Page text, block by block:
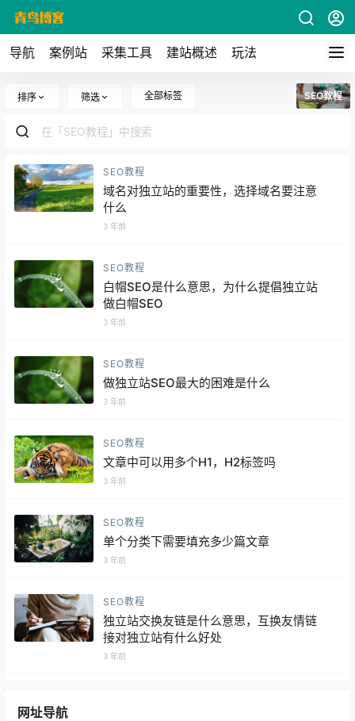
导航 案例站 采集工具 建站概述 玩法
排序 筛选 全部标签 SEO教程
SEO教程
域名对独立站的重要性，选择域名要注意
什么
3 年前
SEO教程
白帽SEO是什么意思，为什么提倡独立站
做白帽SEO
3 年前
SEO教程
做独立站SEO最大的困难是什么
3 年前
SEO教程
文章中可以用多个H1，H2标签吗
3 年前
SEO教程
单个分类下需要填充多少篇文章
3 年前
SEO教程
独立站交换友链是什么意思，互换友情链
接对独立站有什么好处
3 年前
网址导航